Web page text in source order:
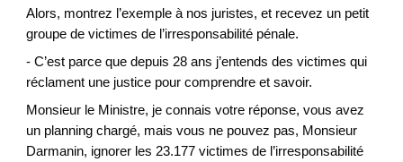
Alors, montrez l’exemple à nos juristes, et recevez un petit
groupe de victimes de l’irresponsabilité pénale.
- C’est parce que depuis 28 ans j’entends des victimes qui
réclament une justice pour comprendre et savoir.
Monsieur le Ministre, je connais votre réponse, vous avez
un planning chargé, mais vous ne pouvez pas, Monsieur
Darmanin, ignorer les 23.177 victimes de l’irresponsabilité